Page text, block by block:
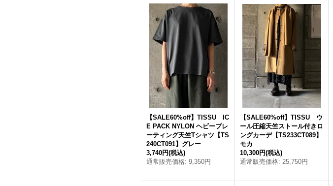
【SALE60%off】TISSU IC
E PACK NYLON ヘビープレ
ーティング天竺Tシャツ【TS
240CT091】グレー
3,740円(税込)
通常販売価格: 9,350円
【SALE60%off】TISSU ウ
ール圧縮天竺ストール付きロ
ングカーデ【TS233CT089】
モカ
10,300円(税込)
通常販売価格: 25,750円